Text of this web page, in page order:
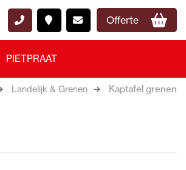
Offerte
PIETPRAAT
Landelijk & Grenen Kaptafel grenen